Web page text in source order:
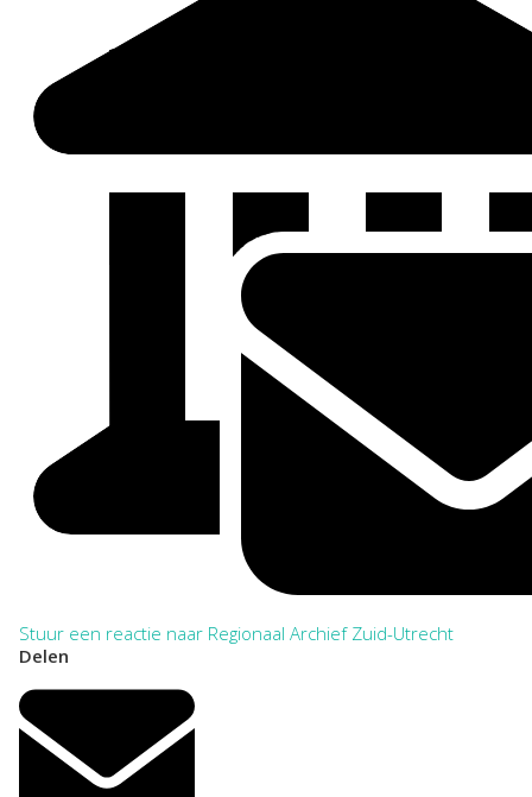
Stuur een reactie naar Regionaal Archief Zuid-Utrecht
Delen